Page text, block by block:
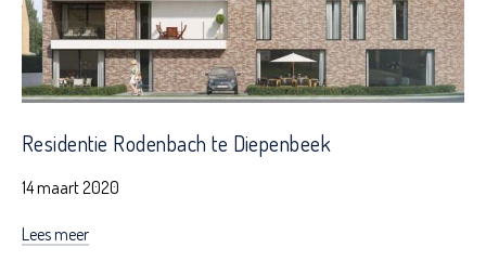
Residentie Rodenbach te Diepenbeek
14 maart 2020
Lees meer